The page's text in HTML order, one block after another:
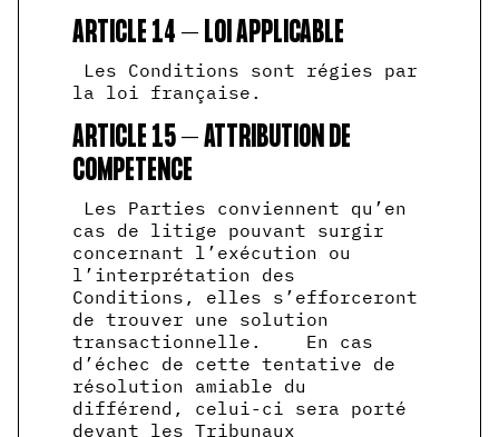
ARTICLE 14 – LOI APPLICABLE
Les Conditions sont régies par
la loi française.
ARTICLE 15 – ATTRIBUTION DE
COMPETENCE
Les Parties conviennent qu’en
cas de litige pouvant surgir
concernant l’exécution ou
l’interprétation des
Conditions, elles s’efforceront
de trouver une solution
transactionnelle. En cas
d’échec de cette tentative de
résolution amiable du
différend, celui-ci sera porté
devant les Tribunaux